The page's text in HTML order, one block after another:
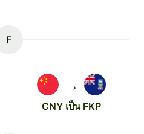
F
→
CNY เป็น FKP